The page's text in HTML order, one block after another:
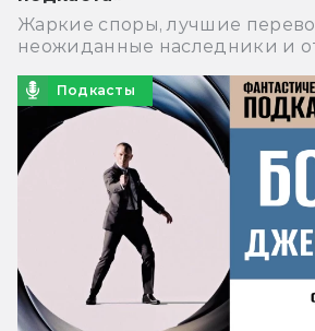
Жаркие споры, лучшие
неожиданные наследники и
Подкасты